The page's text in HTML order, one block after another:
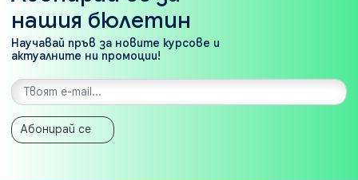
нашия бюлетин
Научавай пръв за новите курсове и
актуалните ни промоции!
Абонирай се